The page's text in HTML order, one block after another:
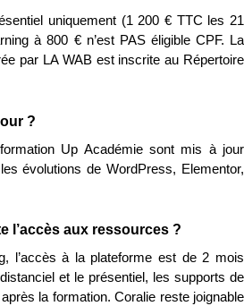
uniquement (1 200 € TTC les 21
à 800 € n’est PAS éligible CPF. La
par LA WAB est inscrite au Répertoire
?
Up Académie sont mis à jour
évolutions de WordPress, Elementor,
l’accès aux ressources ?
l’accès à la plateforme est de 2 mois
et le présentiel, les supports de
la formation. Coralie reste joignable